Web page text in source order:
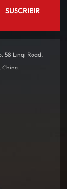
58 Linqi Road,
China.